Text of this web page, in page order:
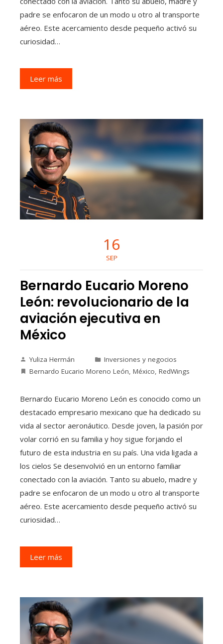
padre se enfocaron de un modo u otro al transporte
aéreo. Este acercamiento desde pequeño activó su
curiosidad…
Leer más
16
SEP
Bernardo Eucario Moreno
León: revolucionario de la
aviación ejecutiva en
México
Yuliza Hermán
Inversiones y negocios
Bernardo Eucario Moreno León, México, RedWings
Bernardo Eucario Moreno León es conocido como un
destacado empresario mexicano que ha dedicado su
vida al sector aeronáutico. Desde joven, la pasión por
volar corrió en su familia y hoy sigue forjando el
futuro de esta industria en su país. Una vida ligada a
los cielos Se desenvolvió en un entorno familiar
conectado con la aviación. Tanto su abuelo, madre y
padre se enfocaron de un modo u otro al transporte
aéreo. Este acercamiento desde pequeño activó su
curiosidad…
Leer más